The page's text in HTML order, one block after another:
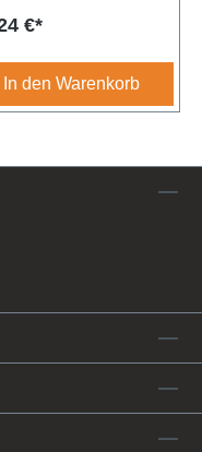
Preis:
€*
In den Warenkorb